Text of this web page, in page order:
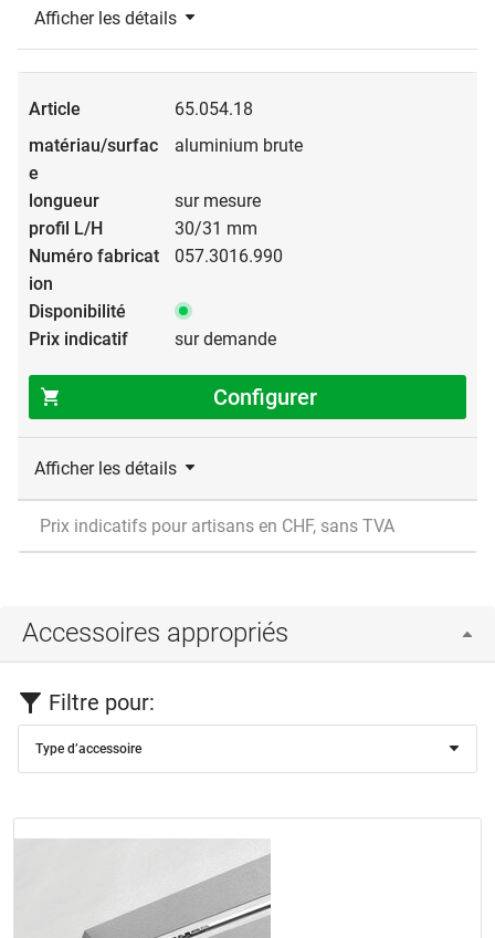
Afficher les détails
65.054.18
aluminium brute
sur mesure
30/31 mm
057.3016.990
sur demande
Configurer
Afficher les détails
Prix indicatifs pour artisans en CHF, sans TVA
Accessoires appropriés
Filtre pour:
Type d’accessoire